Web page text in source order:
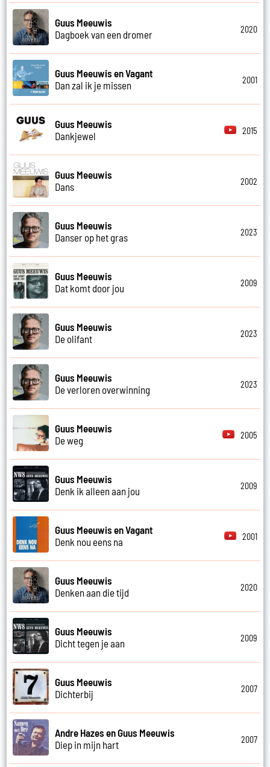
Guus Meeuwis
Dagboek van een dromer
2020
Guus Meeuwis en Vagant
Dan zal ik je missen
2001
Guus Meeuwis
Dankjewel
2015
Guus Meeuwis
Dans
2002
Guus Meeuwis
Danser op het gras
2023
Guus Meeuwis
Dat komt door jou
2009
Guus Meeuwis
De olifant
2023
Guus Meeuwis
De verloren overwinning
2023
Guus Meeuwis
De weg
2005
Guus Meeuwis
Denk ik alleen aan jou
2009
Guus Meeuwis en Vagant
Denk nou eens na
2001
Guus Meeuwis
Denken aan die tijd
2020
Guus Meeuwis
Dicht tegen je aan
2009
Guus Meeuwis
Dichterbij
2007
Andre Hazes en Guus Meeuwis
Diep in mijn hart
2007